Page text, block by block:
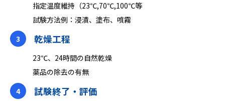
指定温度維持（23℃,70℃,100℃等
試験方法例：浸漬、塗布、噴霧
3
乾燥工程
23℃、24時間の自然乾燥
薬品の除去の有無
4
試験終了・評価